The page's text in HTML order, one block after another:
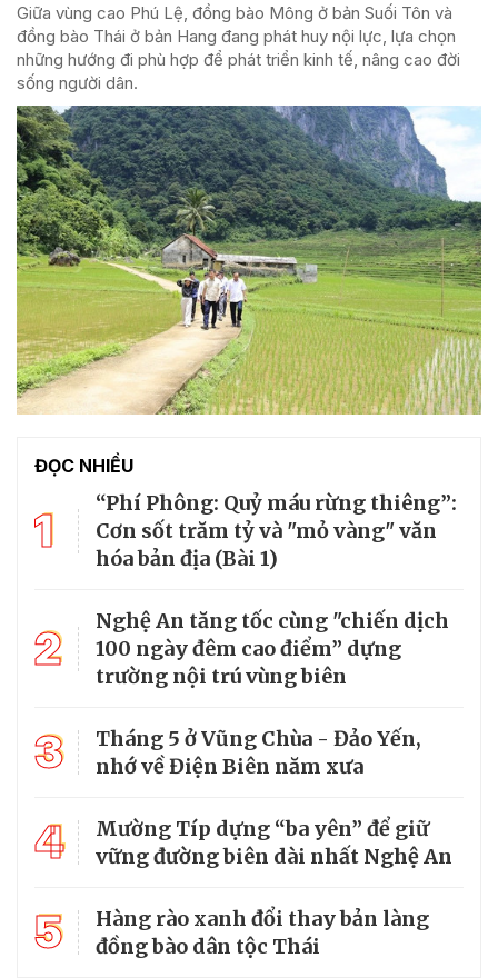
Giữa vùng cao Phú Lệ, đồng bào Mông ở bản Suối Tôn và
đồng bào Thái ở bản Hang đang phát huy nội lực, lựa chọn
những hướng đi phù hợp để phát triển kinh tế, nâng cao đời
sống người dân.
ĐỌC NHIỀU
1
“Phí Phông: Quỷ máu rừng thiêng”:
Cơn sốt trăm tỷ và "mỏ vàng" văn
hóa bản địa (Bài 1)
2
Nghệ An tăng tốc cùng "chiến dịch
100 ngày đêm cao điểm” dựng
trường nội trú vùng biên
3
Tháng 5 ở Vũng Chùa - Đảo Yến,
nhớ về Điện Biên năm xưa
4
Mường Típ dựng “ba yên” để giữ
vững đường biên dài nhất Nghệ An
5
Hàng rào xanh đổi thay bản làng
đồng bào dân tộc Thái